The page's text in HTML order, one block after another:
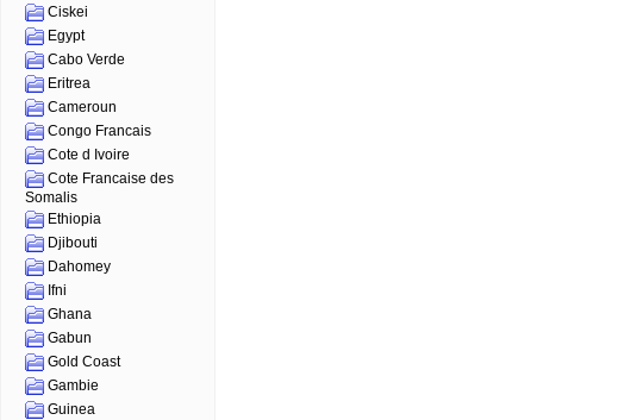
Ciskei
Egypt
Cabo Verde
Eritrea
Cameroun
Congo Francais
Cote d Ivoire
Cote Francaise des
Somalis
Ethiopia
Djibouti
Dahomey
Ifni
Ghana
Gabun
Gold Coast
Gambie
Guinea